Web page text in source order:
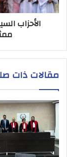
الأحزاب
مقالات ذات